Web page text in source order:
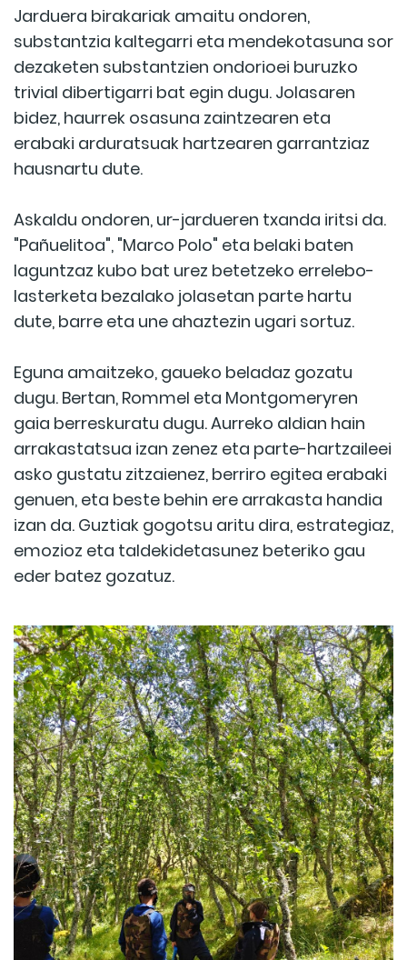
Jarduera birakariak amaitu ondoren,
substantzia kaltegarri eta mendekotasuna sor
dezaketen substantzien ondorioei buruzko
trivial dibertigarri bat egin dugu. Jolasaren
bidez, haurrek osasuna zaintzearen eta
erabaki arduratsuak hartzearen garrantziaz
hausnartu dute.
Askaldu ondoren, ur-jardueren txanda iritsi da.
"Pañuelitoa", "Marco Polo" eta belaki baten
laguntzaz kubo bat urez betetzeko errelebo-
lasterketa bezalako jolasetan parte hartu
dute, barre eta une ahaztezin ugari sortuz.
Eguna amaitzeko, gaueko beladaz gozatu
dugu. Bertan, Rommel eta Montgomeryren
gaia berreskuratu dugu. Aurreko aldian hain
arrakastatsua izan zenez eta parte-hartzaileei
asko gustatu zitzaienez, berriro egitea erabaki
genuen, eta beste behin ere arrakasta handia
izan da. Guztiak gogotsu aritu dira, estrategiaz,
emozioz eta taldekidetasunez beteriko gau
eder batez gozatuz.